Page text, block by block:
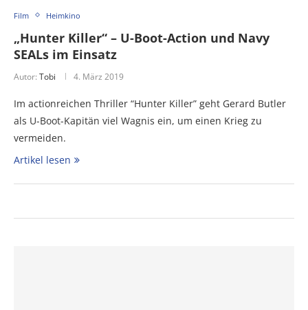
Film Heimkino
„Hunter Killer“ – U-Boot-Action und Navy
SEALs im Einsatz
Autor: Tobi 4. März 2019
Im actionreichen Thriller “Hunter Killer” geht Gerard Butler
als U-Boot-Kapitän viel Wagnis ein, um einen Krieg zu
vermeiden.
Artikel lesen